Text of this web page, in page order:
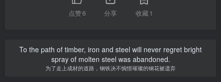
点赞6 分享 收藏1
To the path of timber, iron and steel will never regret bright
spray of molten steel was abandoned.
为了走上成材的道路，钢铁决不惋惜璀璨的钢花被遗弃